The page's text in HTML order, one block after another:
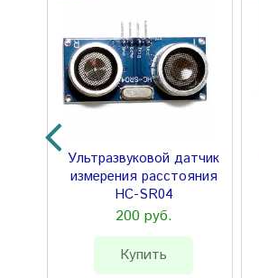
Ультразвуковой датчик
измерения расстояния
HC-SR04
200 руб.
Купить